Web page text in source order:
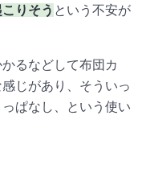
りそう という不安が
るなどして布団カ
じがあり、そういっ
ぱなし、という使い